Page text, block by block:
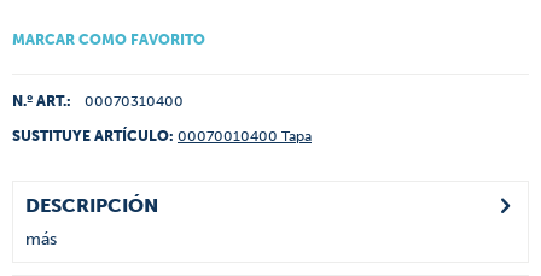
MARCAR COMO FAVORITO
N.º ART.: 00070310400
SUSTITUYE ARTÍCULO: 00070010400 Tapa
DESCRIPCIÓN
más